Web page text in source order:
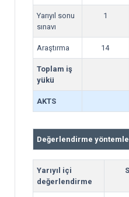
Yarıyıl sonu
sınavı
1
Araştırma 14
Toplam iş
yükü
AKTS
Değerlendirme
Yarıyıl içi
değerlendirme